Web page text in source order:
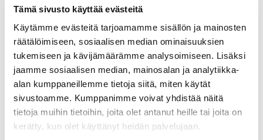
Tämä sivusto käyttää evästeitä
Käytämme evästeitä tarjoamamme sisällön ja mainosten
räätälöimiseen, sosiaalisen median ominaisuuksien
tukemiseen ja kävijämäärämme analysoimiseen. Lisäksi
jaamme sosiaalisen median, mainosalan ja analytiikka-
alan kumppaneillemme tietoja siitä, miten käytät
sivustoamme. Kumppanimme voivat yhdistää näitä
tietoja muihin tietoihin, joita olet antanut heille tai joita on
kerätty, kun olet käyttänyt heidän palvelujaan.
Statsrådet hargodkänt den första
Ålandsstrategin någonsin.
Statsrådet har dessutom godkänt den första Ålandsstrategin
någonsin. Blomqvist konstaterar att samarbetet förbättras
genom att aktivt genomföra strategin. Målet är att de ärenden vid
statsrådet som berör Åland sköts smidigt och konstruktivt.
– Vi vill utveckla strukturerna för och systematisera arbetet med